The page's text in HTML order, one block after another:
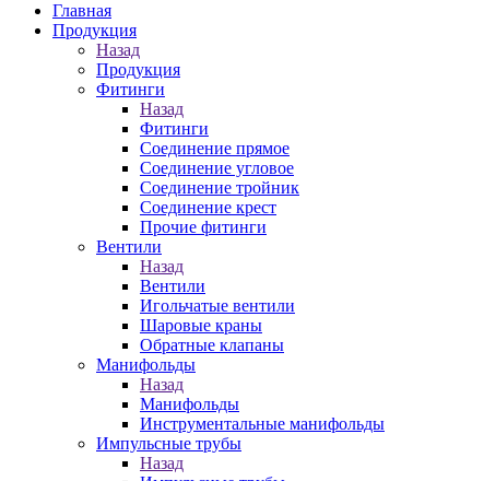
Главная
Продукция
Назад
Продукция
Фитинги
Назад
Фитинги
Соединение прямое
Соединение угловое
Соединение тройник
Соединение крест
Прочие фитинги
Вентили
Назад
Вентили
Игольчатые вентили
Шаровые краны
Обратные клапаны
Манифольды
Назад
Манифольды
Инструментальные манифольды
Импульсные трубы
Назад